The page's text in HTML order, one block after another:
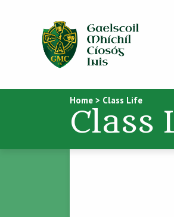
Home > Class Life
Class